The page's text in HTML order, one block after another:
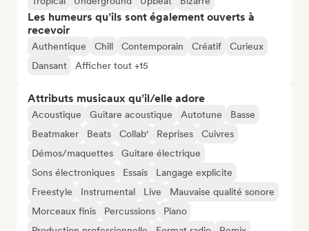
Les humeurs qu’ils sont également ouverts à
recevoir
Authentique Chill Contemporain Créatif
Curieux
Dansant
Afficher tout +15
Attributs musicaux qu’il/elle adore
Acoustique Guitare acoustique Autotune
Basse
Beatmaker
Beats Collab' Reprises
Cuivres
Démos/maquettes
Guitare électrique
Sons électroniques
Essais
Langage explicite
Freestyle
Instrumental Live
Mauvaise qualité sonore
Morceaux finis
Percussions
Piano